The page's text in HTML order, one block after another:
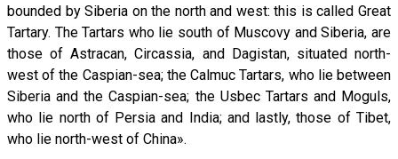
bounded by Siberia on the north and west: this is called Great
Tartary. The Tartars who lie south of Muscovy and Siberia, are
those of Astracan, Circassia, and Dagistan, situated north-
west of the Caspian-sea; the Calmuc Tartars, who lie between
Siberia and the Caspian-sea; the Usbec Tartars and Moguls,
who lie north of Persia and India; and lastly, those of Tibet,
who lie north-west of China».